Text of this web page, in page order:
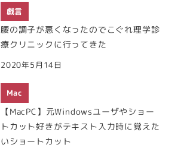
戯言
腰の調子が悪くなったのでこぐれ理学診
療クリニックに行ってきた
2020年5月14日
Mac
【MacPC】元Windowsユーザやショー
トカット好きがテキスト入力時に覚えた
いショートカット